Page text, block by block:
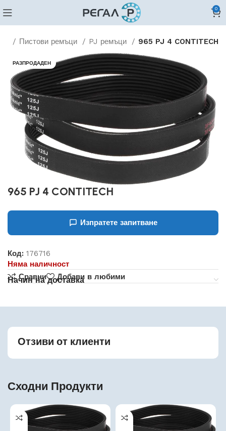
0
Пистови ремъци PJ ремъци 965 PJ 4 CONTITECH
РАЗПРОДАДЕН
965 PJ 4 CONTITECH
Изпратете запитване
Код:176716
Няма наличност
Сравни
Добави в любими
Начин на доставка
Отзиви от клиенти
Сходни Продукти